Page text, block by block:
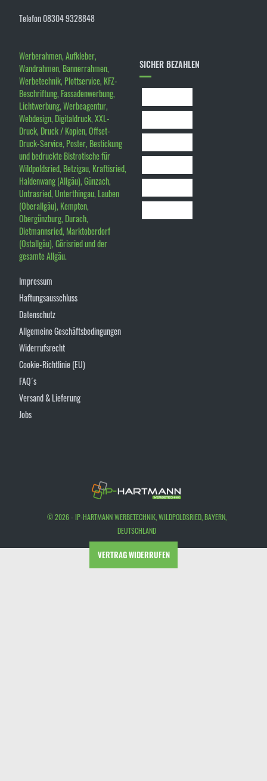
Telefon 08304 9328848
Werberahmen, Aufkleber,
Wandrahmen, Bannerrahmen,
Werbetechnik, Plottservice, KFZ-
Beschriftung, Fassadenwerbung,
Lichtwerbung, Werbeagentur,
Webdesign, Digitaldruck, XXL-
Druck, Druck / Kopien, Offset-
Druck-Service, Poster, Bestickung
und bedruckte Bistrotische für
Wildpoldsried, Betzigau, Kraftisried,
Haldenwang (Allgäu), Günzach,
Untrasried, Unterthingau, Lauben
(Oberallgäu), Kempten,
Obergünzburg, Durach,
Dietmannsried, Marktoberdorf
(Ostallgäu), Görisried und der
gesamte Allgäu.
SICHER BEZAHLEN
Impressum
Haftungsausschluss
Datenschutz
Allgemeine Geschäftsbedingungen
Widerrufsrecht
Cookie-Richtlinie (EU)
FAQ´s
Versand & Lieferung
Jobs
© 2026 - IP-HARTMANN WERBETECHNIK, WILDPOLDSRIED, BAYERN,
DEUTSCHLAND
VERTRAG WIDERRUFEN